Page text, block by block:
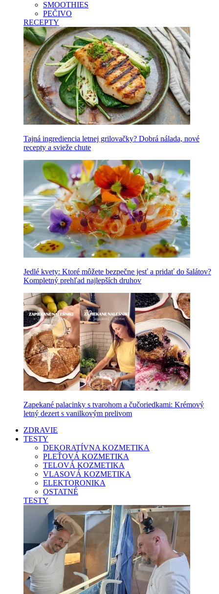
SMOOTHIES
PEČIVO
RECEPTY
Tajná ingrediencia letnej grilovačky? Dobrá nálada, nové
recepty a svieže chute
Jedlé kvety: Ktoré môžete bezpečne jesť a pridať do šalátov?
Kompletný prehľad najlepších druhov
Zapekané palacinky s tvarohom a čučoriedkami: Krémový
letný dezert s vanilkovým prelivom
ZDRAVIE
TESTY
DEKORATÍVNA KOZMETIKA
PLEŤOVÁ KOZMETIKA
TELOVÁ KOZMETIKA
VLASOVÁ KOZMETIKA
ELEKTORONIKA
OSTATNÉ
TESTY